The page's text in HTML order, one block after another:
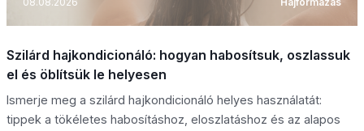
Szilárd hajkondicionáló: hogyan habosítsuk, oszlassuk
el és öblítsük le helyesen
Ismerje meg a szilárd hajkondicionáló helyes használatát:
tippek a tökéletes habosításhoz, eloszlatáshoz és az alapos